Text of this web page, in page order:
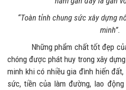
“Toàn tỉnh chung sức xây dựng
minh”.
Những phẩm chất tốt đẹp của
chóng được phát huy trong xây
minh khi có nhiều gia đình hiến
sức, tiền của làm đường, lao